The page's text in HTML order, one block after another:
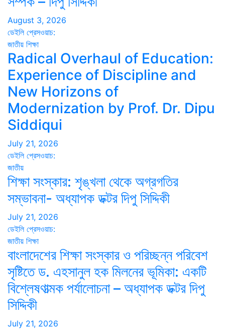
August 3, 2026
ডেইলি প্রেসওয়াচ:
জাতীয় শিক্ষা
Radical Overhaul of Education:
Experience of Discipline and
New Horizons of
Modernization by Prof. Dr. Dipu
Siddiqui
July 21, 2026
ডেইলি প্রেসওয়াচ:
জাতীয়
শিক্ষা সংস্কার: শৃঙ্খলা থেকে অগ্রগতির
সম্ভাবনা- অধ্যাপক ডক্টর দিপু সিদ্দিকী
July 21, 2026
ডেইলি প্রেসওয়াচ:
জাতীয় শিক্ষা
বাংলাদেশের শিক্ষা সংস্কার ও পরিচ্ছন্ন পরিবেশ
সৃষ্টিতে ড. এহসানুল হক মিলনের ভূমিকা: একটি
বিশ্লেষণাত্মক পর্যালোচনা – অধ্যাপক ডক্টর দিপু
সিদ্দিকী
July 21, 2026